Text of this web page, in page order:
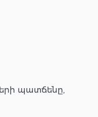
պատճենը,